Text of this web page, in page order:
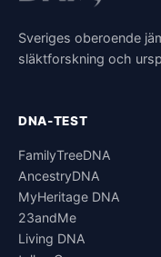
Sveriges oberoende
släktforskning och
DNA-TEST
FamilyTreeDNA
AncestryDNA
MyHeritage DNA
23andMe
Living DNA